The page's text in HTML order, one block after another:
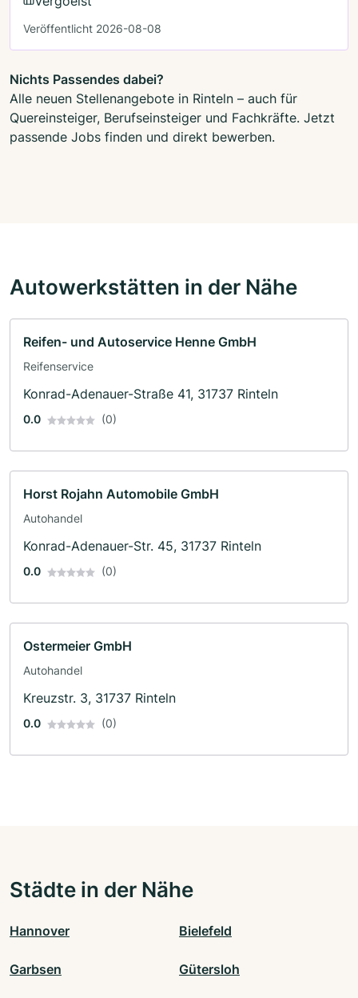
Veröffentlicht 2026-08-08
Nichts Passendes dabei?
Alle neuen Stellenangebote in Rinteln – auch für
Quereinsteiger, Berufseinsteiger und Fachkräfte. Jetzt
passende Jobs finden und direkt bewerben.
Autowerkstätten in der Nähe
Reifen- und Autoservice Henne GmbH
Reifenservice
Konrad-Adenauer-Straße 41, 31737 Rinteln
0.0 (0)
Horst Rojahn Automobile GmbH
Autohandel
Konrad-Adenauer-Str. 45, 31737 Rinteln
0.0 (0)
Ostermeier GmbH
Autohandel
Kreuzstr. 3, 31737 Rinteln
0.0 (0)
Städte in der Nähe
Hannover Bielefeld
Garbsen Gütersloh